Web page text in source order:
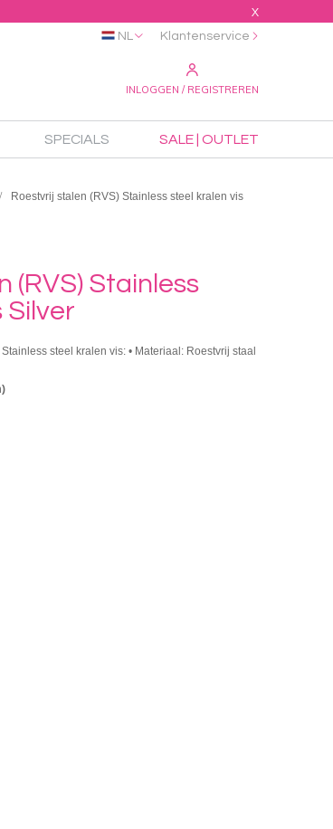
X
INLOGGEN / REGISTREREN
NL Klantenservice
SPECIALS SALE | OUTLET
Roestvrij stalen (RVS) Stainless steel kralen vis
(RVS) Stainless
Silver
steel kralen vis: • Materiaal: Roestvrij staal